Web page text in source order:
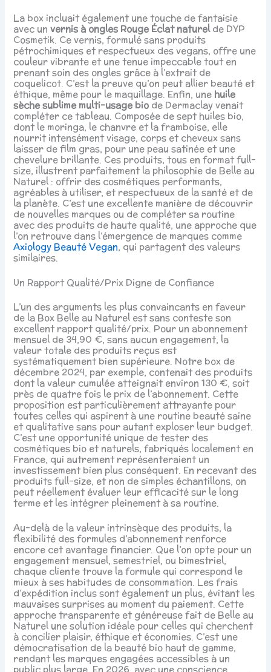
La box incluait également une touche de fantaisie
avec unvernis à ongles Rouge Éclat naturelde DYP
Cosmetik. Ce vernis, formulé sans produits
pétrochimiques et respectueux des vegans, offre une
couleur vibrante et une tenue impeccable tout en
prenant soin des ongles grâce à l’extrait de
coquelicot. C’est la preuve qu’on peut allier beauté et
éthique, même pour le maquillage. Enfin, une huile
sèche sublime multi-usage bio de Dermaclay venait
compléter ce tableau. Composée de sept huiles bio,
dont le moringa, le chanvre et la framboise, elle
nourrit intensément visage, corps et cheveux sans
laisser de film gras, pour une peau satinée et une
chevelure brillante. Ces produits, tous en format full-
size, illustrent parfaitement la philosophie de Belle au
Naturel : offrir des cosmétiques performants,
agréables à utiliser, et respectueux de la santé et de
la planète. C’est une excellente manière de découvrir
de nouvelles marques ou de compléter sa routine
avec des produits de haute qualité, une approche que
l’on retrouve dans l’émergence de marques comme
Axiology Beauté Vegan, qui partagent des valeurs
similaires.
Un Rapport Qualité/Prix Digne de Confiance
L’un des arguments les plus convaincants en faveur
de la Box Belle au Naturel est sans conteste son
excellent rapport qualité/prix. Pour un abonnement
mensuel de 34,90 €, sans aucun engagement, la
valeur totale des produits reçus est
systématiquement bien supérieure. Notre box de
décembre 2024, par exemple, contenait des produits
dont la valeur cumulée atteignait environ 130 €, soit
près de quatre fois le prix de l’abonnement. Cette
proposition est particulièrement attrayante pour
toutes celles qui aspirent à une routine beauté saine
et qualitative sans pour autant exploser leur budget.
C’est une opportunité unique de tester des
cosmétiques bio et naturels, fabriqués localement en
France, qui autrement représenteraient un
investissement bien plus conséquent. En recevant des
produits full-size, et non de simples échantillons, on
peut réellement évaluer leur efficacité sur le long
terme et les intégrer pleinement à sa routine.
Au-delà de la valeur intrinsèque des produits, la
flexibilité des formules d’abonnement renforce
encore cet avantage financier. Que l’on opte pour un
engagement mensuel, semestriel, ou bimestriel,
chaque cliente trouve la formule qui correspond le
mieux à ses habitudes de consommation. Les frais
d’expédition inclus sont également un plus, évitant les
mauvaises surprises au moment du paiement. Cette
approche transparente et généreuse fait de Belle au
Naturel une solution idéale pour celles qui cherchent
à concilier plaisir, éthique et économies. C’est une
démocratisation de la beauté bio haut de gamme,
rendant les marques engagées accessibles à un
public plus large. En 2026, avec une conscience